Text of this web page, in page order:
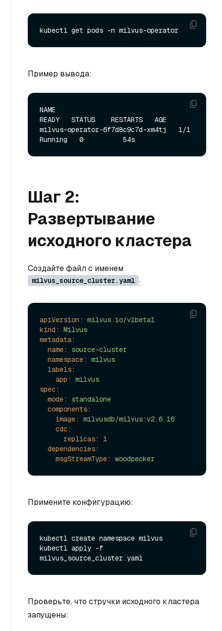
Пример вывода:
NAME
READY   STATUS    RESTARTS   AGE
milvus-operator-6f7d8c9c7d-xm4tj   1/1
Шаг 2:
Развертывание
исходного кластера
Создайте файл с именем
milvus_source_cluster.yaml :
apiVersion:
milvus.io/v1beta1
kind:
Milvus
metadata:
name:
source-cluster
namespace:
milvus
labels:
app:
milvus
spec:
mode:
standalone
components:
image:
milvusdb/milvus:v2.6.16
cdc:
replicas:
1
dependencies:
msgStreamType:
woodpecker
Примените конфигурацию:
kubectl create namespace milvus
kubectl apply -f
Проверьте, что стручки исходного кластера
запущены: